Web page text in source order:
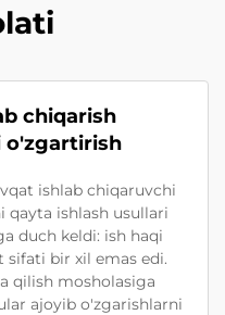
chiqarish
o'zgartirish
ishlab chiqaruvchi
qayta ishlash usullari
duch keldi: ish haqi
bir xil emas edi.
qilish mosholasiga
ajoyib o'zgarishlarni